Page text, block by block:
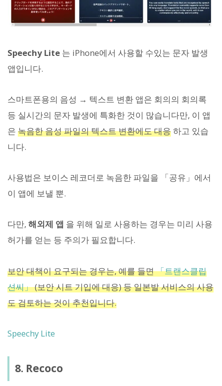
Speechy Lite 는 iPhone에서 사용할 수있는 문자 발생
앱입니다.
스마트폰용의 음성 → 텍스트 변환 앱은 회의의 회의록
등 실시간의 문자 발생에 특화한 것이 많습니다만, 이 앱
은 녹음한 음성 파일의 텍스트 변환에도 대응하고 있습
니다.
사용법은 보이스 레코더로 녹음한 파일을 「공유」에서
이 앱에 보낼 뿐.
다만, 해외제 앱 을 위해 일로 사용하는 경우는 미리 사용
허가를 얻는 등 주의가 필요합니다.
보안 대책이 요구되는 경우는, 예를 들면「트랜스클립
션씨」(보안 시트 기입에 대응) 등 일본발 서비스의 사용
도 검토하는 것이 추천입니다.
Speechy Lite
8. Recoco